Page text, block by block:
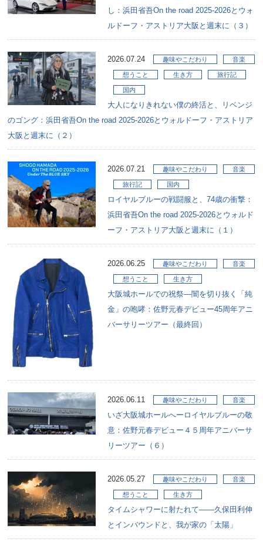
し：浜田省吾On the road 2025-2026とウォ
ルドーフ・アストリア大阪と週末に（３）
2026.07.24 趣味やこだわり 音楽
想うこと 生き方 旅行記
国内
大人になりきれない僕の終活と、リベンジ
のゴング：浜田省吾On the road 2025-2026とウォルドーフ・アストリア
大阪と週末に（２）
2026.07.21 趣味やこだわり 音楽
旅行記 国内
ロイヤルブルーの戦闘服と、74歳の衝撃：
浜田省吾On the road 2025-2026とウォルド
ーフ・アストリア大阪と週末に（１）
2026.06.25 趣味やこだわり 音楽
想うこと 生き方
大阪城ホールでの祝祭―闇を切り抜く「純
金」の咆哮：佐野元春デビュー45周年アニ
バーサリーツアー（最終回）
2026.06.11 趣味やこだわり 音楽
いざ大阪城ホールへーロイヤルブルーの敬
意：佐野元春デビュー４５周年アニバーサ
リーツアー（６）
2026.05.27 趣味やこだわり 音楽
想うこと 生き方
タイムシャワーに射たれて――久保田利伸
とインバウンドと、我が家の「太陽」